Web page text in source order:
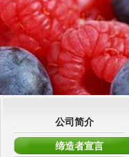
公司简介
缔造者宣言